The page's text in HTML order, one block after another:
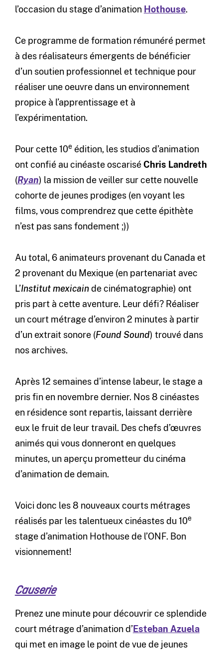
l’occasion du stage d’animation Hothouse.
Ce programme de formation rémunéré permet
à des réalisateurs émergents de bénéficier
d’un soutien professionnel et technique pour
réaliser une oeuvre dans un environnement
propice à l’apprentissage et à
l’expérimentation.
Pour cette 10eédition, les studios d’animation
ont confié au cinéaste oscariséChris Landreth
(Ryan) la mission de veiller sur cette nouvelle
cohorte de jeunes prodiges (en voyant les
films, vous comprendrez que cette épithète
n’est pas sans fondement ;))
Au total, 6 animateurs provenant du Canada et
2 provenant du Mexique (en partenariat avec
L’Institut mexicainde cinématographie) ont
pris part à cette aventure. Leur défi? Réaliser
un court métrage d’environ 2 minutes à partir
d’un extrait sonore (Found Sound) trouvé dans
nos archives.
Après 12 semaines d’intense labeur, le stage a
pris fin en novembre dernier. Nos 8 cinéastes
en résidence sont repartis, laissant derrière
eux le fruit de leur travail. Des chefs d’œuvres
animés qui vous donneront en quelques
minutes, un aperçu prometteur du cinéma
d’animation de demain.
Voici donc les 8 nouveaux courts métrages
réalisés par les talentueux cinéastes du 10e
stage d’animation Hothouse de l’ONF. Bon
visionnement!
Causerie
Prenez une minute pour découvrir ce splendide
court métrage d’animation d’Esteban Azuela
qui met en image le point de vue de jeunes